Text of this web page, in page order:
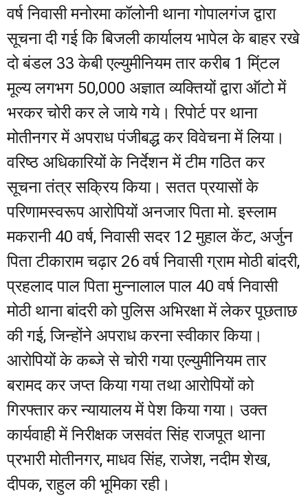
वर्ष निवासी मनोरमा कॉलोनी थाना गोपालगंज द्वारा
सूचना दी गई कि बिजली कार्यालय भापेल के बाहर रखे
दो बंडल 33 केबी एल्युमीनियम तार करीब 1 मि्ंटल
मूल्य लगभग 50,000 अज्ञात व्यक्तियों द्वारा ऑटो में
भरकर चोरी कर ले जाये गये। रिपोर्ट पर थाना
मोतीनगर में अपराध पंजीबद्ध कर विवेचना में लिया।
वरिष्ठ अधिकारियों के निर्देशन में टीम गठित कर
सूचना तंत्र सक्रिय किया। सतत प्रयासों के
परिणामस्वरूप आरोपियों अनजार पिता मो. इस्लाम
मकरानी 40 वर्ष, निवासी सदर 12 मुहाल केंट, अर्जुन
पिता टीकाराम चढ़ार 26 वर्ष निवासी ग्राम मोठी बांदरी,
प्रहलाद पाल पिता मुन्नालाल पाल 40 वर्ष निवासी
मोठी थाना बांदरी को पुलिस अभिरक्षा में लेकर पूछताछ
की गई, जिन्होंने अपराध करना स्वीकार किया।
आरोपियों के कब्जे से चोरी गया एल्युमीनियम तार
बरामद कर जप्त किया गया तथा आरोपियों को
गिरफ्तार कर न्यायालय में पेश किया गया। उक्त
कार्यवाही में निरीक्षक जसवंत सिंह राजपूत थाना
प्रभारी मोतीनगर, माधव सिंह, राजेश, नदीम शेख,
दीपक, राहुल की भूमिका रही।